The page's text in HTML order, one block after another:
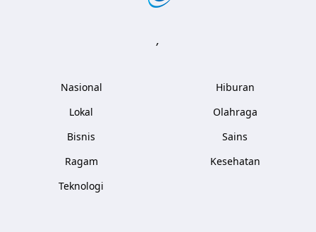
,
Nasional
Lokal
Bisnis
Ragam
Teknologi
Hiburan
Olahraga
Sains
Kesehatan